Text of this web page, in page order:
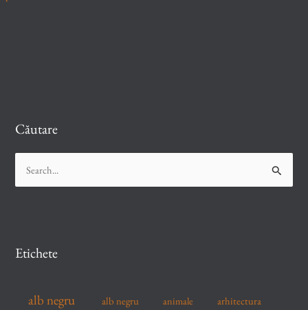
Căutare
e
h
Etichete
alb negru alb negru animale arhitectura